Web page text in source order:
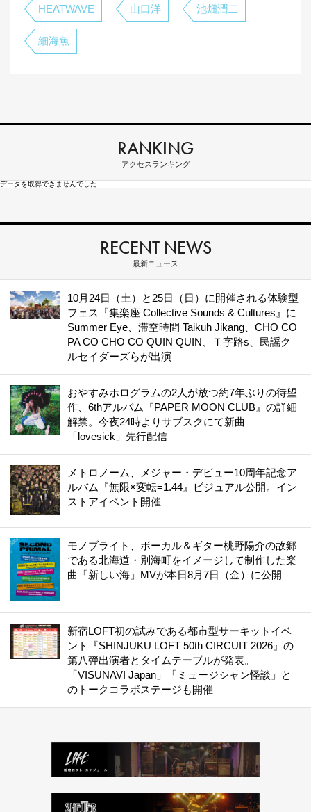
HEATWAVE 山口洋 池畑潤二
細海魚
RANKING
アクセスランキング
データを取得できませんでした
RECENT NEWS
最新ニュース
10月24日（土）と25日（日）に開催される体験型
フェス『集楽座 Collective Sounds & Cultures』に
Summer Eye、滞空時間 Taikuh Jikang、CHO CO
PA CO CHO CO QUIN QUIN、Ｔ字路s、民謡ク
ルセイダーズらが出演
おやすみホログラムの2人が放つ約7年ぶりの待望
作、6thアルバム『PAPER MOON CLUB』の詳細
解禁。今夜24時よりサブスクにて新曲
「lovesick」先行配信
メトロノーム、メジャー・デビュー10周年記念ア
ルバム『無限×変転=1.44』ビジュアル公開。イン
ストアイベント開催
モノブライト、ボーカル＆ギター桃野陽介の故郷
である北海道・別海町をイメージして制作した楽
曲「新しい海」MVが本日8月7日（金）に公開
新宿LOFT初の試みである都市型サーキットイベ
ント『SHINJUKU LOFT 50th CIRCUIT 2026』の
第八弾出演者とタイムテーブルが発表。
「VISUNAVI Japan」「ミュージシャン怪談」と
のトークコラボステージも開催